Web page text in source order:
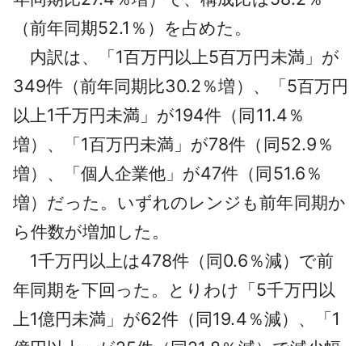
（前年同期52.1％）を占めた。
内訳は、「1百万円以上5百万円未満」が
349件（前年同期比30.2％増）、「5百万円
以上1千万円未満」が194件（同11.4％
増）、「1百万円未満」が78件（同52.9％
増）、「個人企業他」が47件（同51.6％
増）だった。いずれのレンジも前年同期か
ら件数が増加した。
1千万円以上は478件（同0.6％減）で前
年同期を下回った。とりわけ「5千万円以
上1億円未満」が62件（同19.4％減）、「1